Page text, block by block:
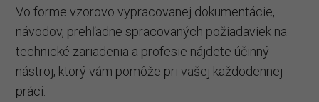
Vo forme vzorovo vypracovanej dokumentácie,
návodov, prehľadne spracovaných požiadaviek na
technické zariadenia a profesie nájdete účinný
nástroj, ktorý vám pomôže pri vašej každodennej
práci.